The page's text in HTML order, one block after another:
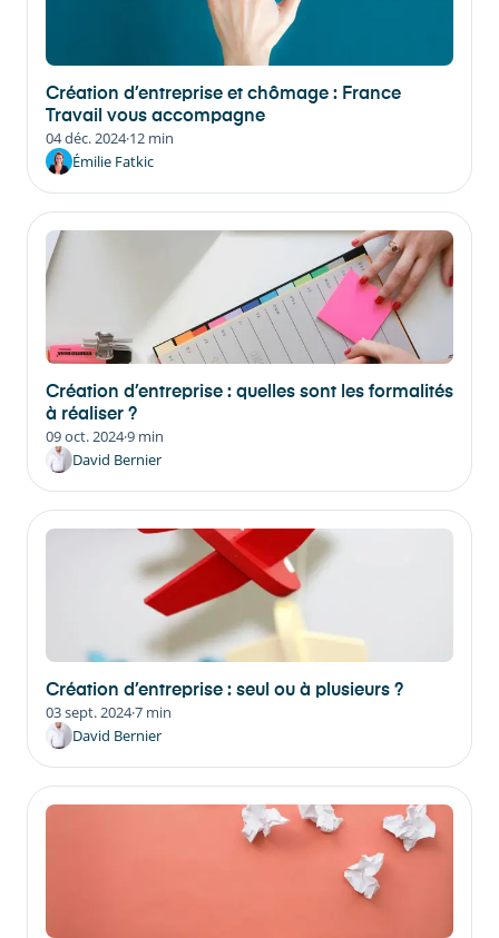
Création d’entreprise et chômage : France
Travail vous accompagne
04 déc. 2024·12 min
Émilie Fatkic
Création d’entreprise : quelles sont les formalités
à réaliser ?
09 oct. 2024·9 min
David Bernier
Création d’entreprise : seul ou à plusieurs ?
03 sept. 2024·7 min
David Bernier